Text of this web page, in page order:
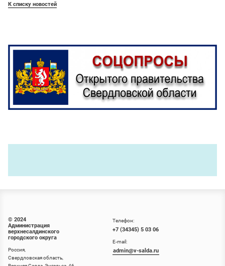
К списку новостей
© 2024
Администрация
верхнесалдинского
городского округа
Россия,
Свердловская область,
Телефон:
+7 (34345) 5 03 06
E-mail:
admin@v-salda.ru